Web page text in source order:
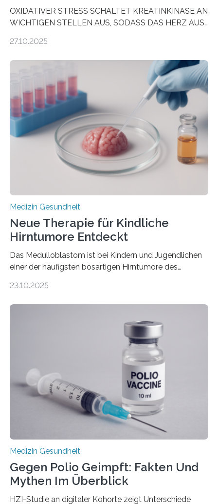
OXIDATIVER STRESS SCHALTET KREATINKINASE AN
WICHTIGEN STELLEN AUS, SODASS DAS HERZ AUS
aus dem Deutschen Zentrum für Herzinsuffizienz
im Journal Circulation, warum der Energietransport bei
der Hypertrophen Kardiomyopathie (HCM) versagen
kann und wie sich durch eine Verringerung der
Herzbelastung und des oxidativen Stresses
Rhythmusstörungen reduzieren lassen. Würzburg. Die
hypertrophe Kardiomyopathie (HCM) ist die häufigste
erblich bedingte Herzerkrankung. Sie führt dazu, dass
sich die linke Herzkammer verdickt, der Herzmuskel zu
stark kontrahiert…
27.10.2025
Medizin Gesundheit
Neue Therapie für Kindliche
Hirntumore Entdeckt
Das Medulloblastom ist bei Kindern und Jugendlichen
einer der häufigsten bösartigen Hirntumore des
Betroffenen können mit heutigen Methoden geheilt
Dringend benötigt werden zielgerichtete Therapien, die
nur Tumorschwachstellen angreifen und normales
Gewebe verschonen. Forschende um Daniel Merk vom
Hertie-Institut für klinische Hirnforschung am
Universitätsklinikum Tübingen haben eine solche
Schwachstelle im Erbgut einer Untergruppe des
Medulloblastoms gefunden. Die Wilhelm Sander-
Stiftung unterstützte das Projekt…
23.10.2025
Medizin Gesundheit
Gegen Polio Geimpft: Fakten Und
Mythen Im Überblick
HZI-Studie an digitaler Kohorte zeigt Unterschiede